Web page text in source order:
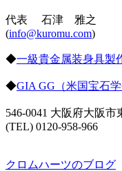
代表 石津 雅之
(info@kuromu.com)
◆一級貴金属装身具製
◆GIA GG（米国宝石学
546-0041 大阪府大阪市
(TEL) 0120-958-966
クロムハーツのブログ